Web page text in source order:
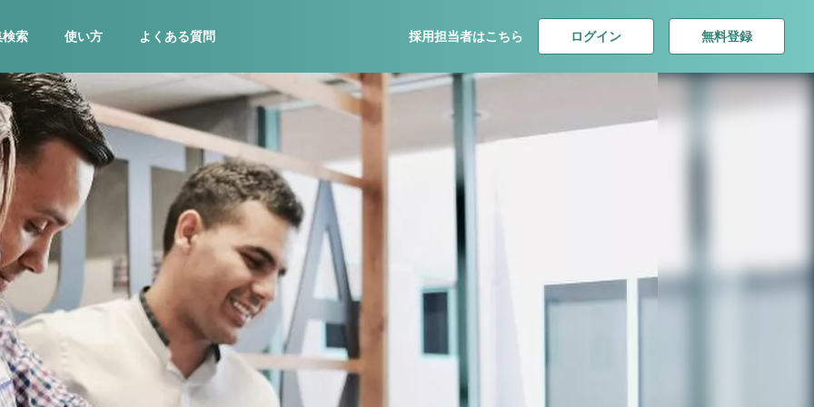
検索 使い方 よくある質問 採用担当者はこちら ログイン 無料登録